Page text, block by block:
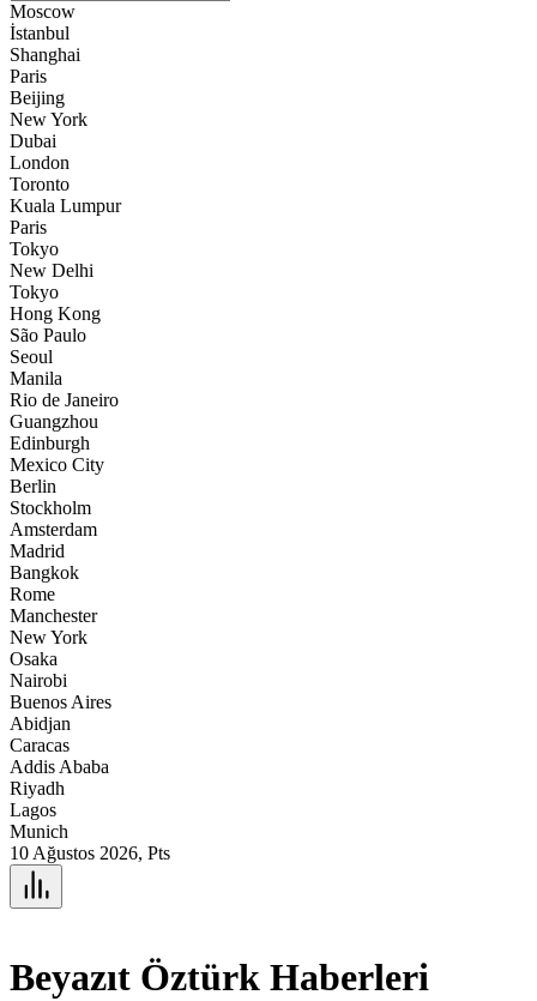
Moscow
İstanbul
Shanghai
Paris
Beijing
New York
Dubai
London
Toronto
Kuala Lumpur
Paris
Tokyo
New Delhi
Tokyo
Hong Kong
São Paulo
Seoul
Manila
Rio de Janeiro
Guangzhou
Edinburgh
Mexico City
Berlin
Stockholm
Amsterdam
Madrid
Bangkok
Rome
Manchester
New York
Osaka
Nairobi
Buenos Aires
Abidjan
Caracas
Addis Ababa
Riyadh
Lagos
Munich
10 Ağustos 2026, Pts
Beyazıt Öztürk Haberleri